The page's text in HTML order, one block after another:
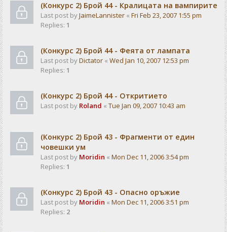
(Конкурс 2) Брой 44 - Кралицата на вампирите
Last post byJaimeLannister « Fri Feb 23, 2007 1:55 pm
Replies: 1
(Конкурс 2) Брой 44 - Феята от лампата
Last post byDictator « Wed Jan 10, 2007 12:53 pm
Replies: 1
(Конкурс 2) Брой 44 - Откритието
Last post by Roland « Tue Jan 09, 2007 10:43 am
(Конкурс 2) Брой 43 - Фрагменти от един
човешки ум
Last post by Moridin « Mon Dec 11, 2006 3:54 pm
Replies: 1
(Конкурс 2) Брой 43 - Опасно оръжие
Last post by Moridin « Mon Dec 11, 2006 3:51 pm
Replies: 2